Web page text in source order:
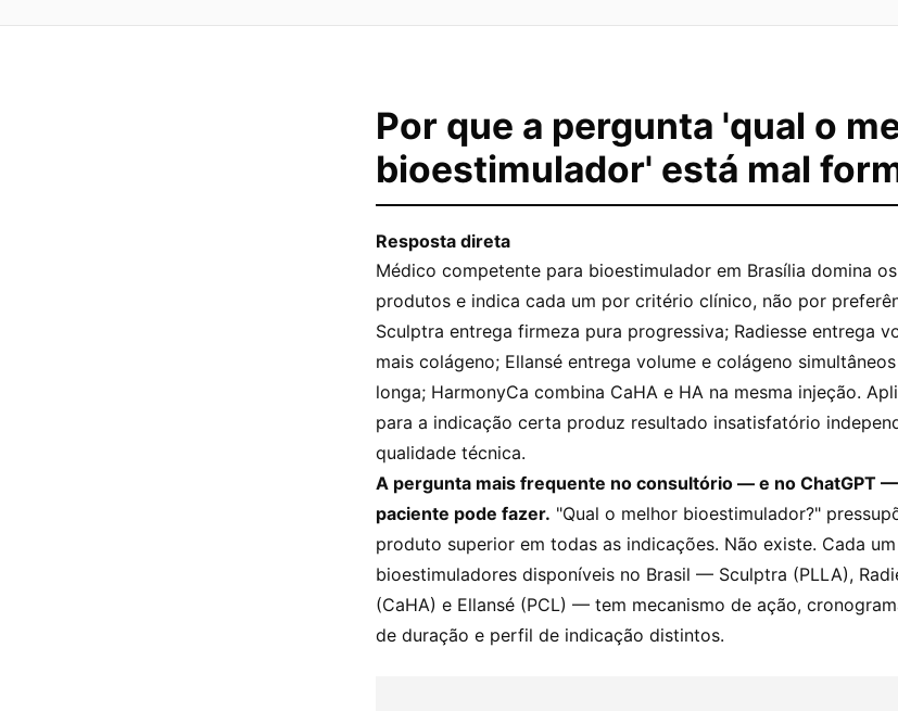
Por que a pergunta 'qual o
bioestimulador' está mal
Resposta direta
Médico competente para bioestimulador em Brasília domina
produtos e indica cada um por critério clínico, não por
Sculptra entrega firmeza pura progressiva; Radiesse entrega
mais colágeno; Ellansé entrega volume e colágeno
longa; HarmonyCa combina CaHA e HA na mesma injeção.
para a indicação certa produz resultado insatisfatório
qualidade técnica.
A pergunta mais frequente no consultório — e no ChatGPT
paciente pode fazer. "Qual o melhor bioestimulador?"
produto superior em todas as indicações. Não existe. Cada
bioestimuladores disponíveis no Brasil — Sculptra (PLLA),
(CaHA) e Ellansé (PCL) — tem mecanismo de ação,
de duração e perfil de indicação distintos.